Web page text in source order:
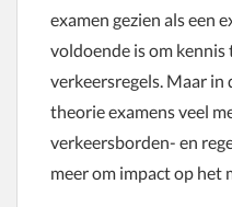
examen gezien als een
voldoende is om kennis
verkeersregels. Maar
theorie examens veel
verkeersborden- en
meer om impact op het